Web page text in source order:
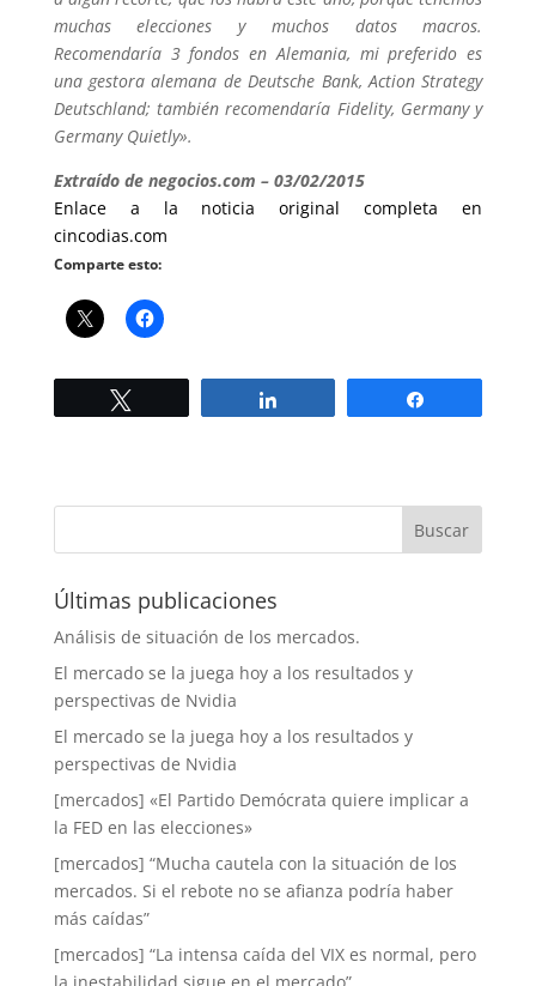
muchas elecciones y muchos datos macros.
Recomendaría 3 fondos en Alemania, mi preferido es
una gestora alemana de Deutsche Bank, Action Strategy
Deutschland; también recomendaría Fidelity, Germany y
Germany Quietly».
Extraído de negocios.com – 03/02/2015
Enlace a la noticia original completa en
cincodias.com
Comparte esto:
Últimas publicaciones
Análisis de situación de los mercados.
El mercado se la juega hoy a los resultados y
perspectivas de Nvidia
El mercado se la juega hoy a los resultados y
perspectivas de Nvidia
[mercados] «El Partido Demócrata quiere implicar a
la FED en las elecciones»
[mercados] “Mucha cautela con la situación de los
mercados. Si el rebote no se afianza podría haber
más caídas”
[mercados] “La intensa caída del VIX es normal, pero